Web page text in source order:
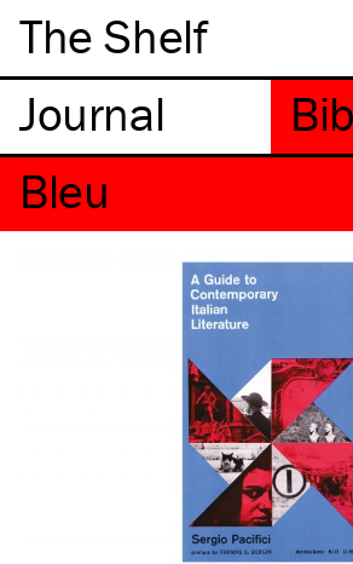
The Shelf
Bleu